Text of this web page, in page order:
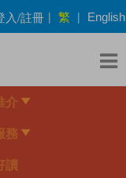
入/註冊 | 繁 | English
介
務
讀